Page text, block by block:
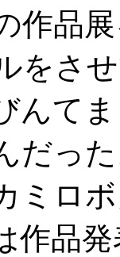
作品
をさ
んて
だっ
ミロ
作品